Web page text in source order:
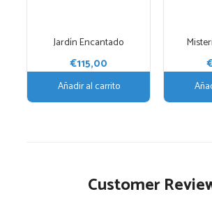
Jardín Encantado
€115,00
Añadir al carrito
Customer